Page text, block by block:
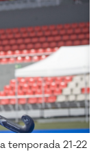
temporada 21-22